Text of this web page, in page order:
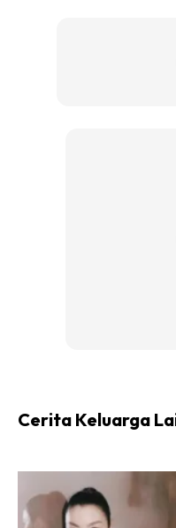
kostum tersebut
Tema tersebut tular di
Cerita Keluarga